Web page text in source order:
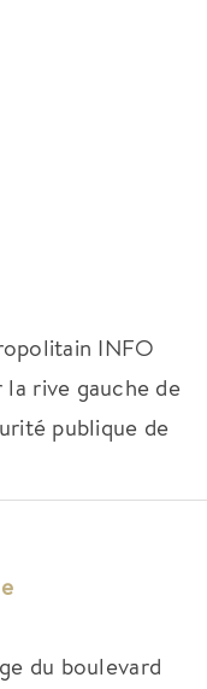
INFO
rive gauche de
publique de
du boulevard